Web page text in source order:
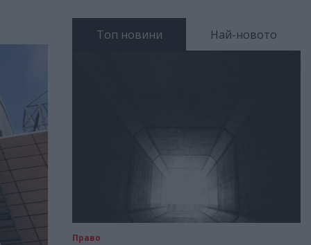
Топ новини Най-новото
Право